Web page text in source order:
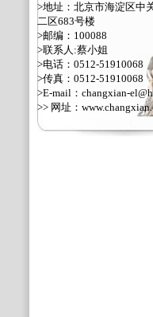
>地址：北京市海淀区中
二区683号楼
>邮编：100088
>联系人:蔡小姐
>电话：0512-51910068
>传真：0512-51910068
>E-mail：changxian-
>> 网址：